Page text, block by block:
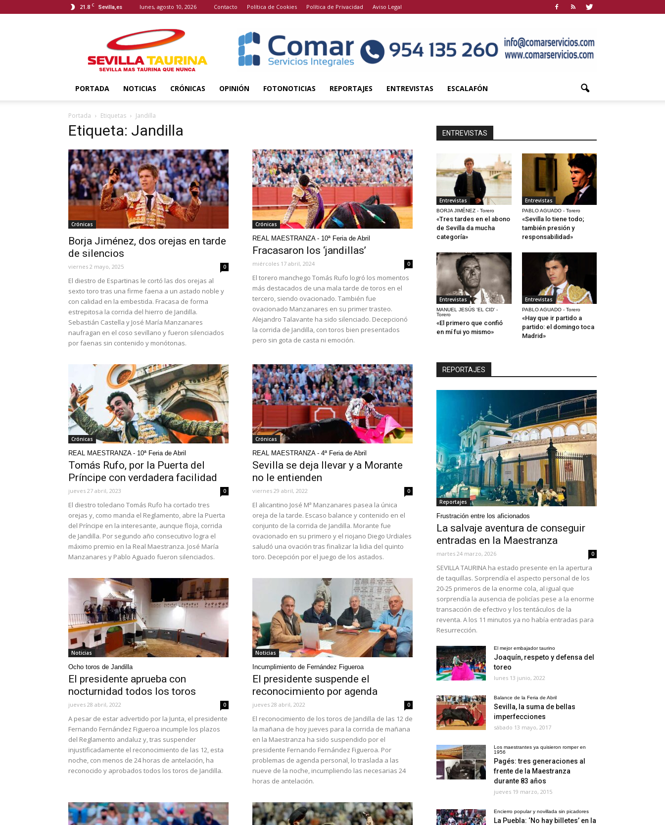
21.8 C Sevilla,es lunes, agosto 10, 2026 Contacto Política de Cookies Política de Privacidad Aviso Legal
Taurina
PORTADA NOTICIAS CRÓNICAS OPINIÓN FOTONOTICIAS REPORTAJES ENTREVISTAS ESCALAFÓN
Portada Etiquetas Jandilla
Etiqueta: Jandilla
Crónicas
Borja Jiménez, dos orejas en tarde
de silencios
viernes 2 mayo, 2025 0
El diestro de Espartinas le cortó las dos orejas al
sexto toro tras una firme faena a un astado noble y
con calidad en la embestida. Fracasa de forma
estrepitosa la corrida del hierro de Jandilla.
Sebastián Castella y José María Manzanares
naufragan en el coso sevillano y fueron silenciados
por faenas sin contenido y monótonas.
Crónicas
REAL MAESTRANZA - 10ª Feria de Abril
Fracasaron los ‘jandillas’
miércoles 17 abril, 2024 0
El torero manchego Tomás Rufo logró los momentos
más destacados de una mala tarde de toros en el
tercero, siendo ovacionado. También fue
ovacionado Manzanares en su primer trasteo.
Alejandro Talavante ha sido silenciado. Decepcionó
la corrida de Jandilla, con toros bien presentados
pero sin gota de casta ni emoción.
Crónicas
REAL MAESTRANZA - 10ª Feria de Abril
Tomás Rufo, por la Puerta del
Príncipe con verdadera facilidad
jueves 27 abril, 2023 0
El diestro toledano Tomás Rufo ha cortado tres
orejas y, como manda el Reglamento, abre la Puerta
del Príncipe en la interesante, aunque floja, corrida
de Jandilla. Por segundo año consecutivo logra el
máximo premio en la Real Maestranza. José María
Manzanares y Pablo Aguado fueron silenciados.
Crónicas
REAL MAESTRANZA - 4ª Feria de Abril
Sevilla se deja llevar y a Morante
no le entienden
viernes 29 abril, 2022 0
El alicantino José Mª Manzanares pasea la única
oreja de la tarde. Escaso balance y contenido en el
conjunto de la corrida de Jandilla. Morante fue
ovacionado en su primero y el riojano Diego Urdiales
saludó una ovación tras finalizar la lidia del quinto
toro. Decepción por el juego de los astados.
Noticias
Ocho toros de Jandilla
El presidente aprueba con
nocturnidad todos los toros
jueves 28 abril, 2022 0
A pesar de estar advertido por la Junta, el presidente
Fernando Fernández Figueroa incumple los plazos
del Reglamento andaluz y, tras suspender
injustificadamente el reconocimiento de las 12, esta
noche, con menos de 24 horas de antelación, ha
reconocido y aprobados todos los toros de Jandilla.
Noticias
Incumplimiento de Fernández Figueroa
El presidente suspende el
reconocimiento por agenda
jueves 28 abril, 2022 0
El reconocimiento de los toros de Jandilla de las 12 de
la mañana de hoy jueves para la corrida de mañana
en la Maestranza ha sido suspendido por el
presidente Fernando Fernández Figueroa. Por
problemas de agenda personal, lo traslada a las
nueve de la noche, incumpliendo las necesarias 24
horas de antelación.
ENTREVISTAS
Entrevistas
BORJA JIMÉNEZ - Torero
«Tres tardes en el abono
de Sevilla da mucha
categoría»
Entrevistas
PABLO AGUADO - Torero
«Sevilla lo tiene todo;
también presión y
responsabilidad»
Entrevistas
MANUEL JESÚS 'EL CID' -
Torero
«El primero que confió
en mí fui yo mismo»
Entrevistas
PABLO AGUADO - Torero
«Hay que ir partido a
partido: el domingo toca
Madrid»
REPORTAJES
Reportajes
Frustración entre los aficionados
La salvaje aventura de conseguir
entradas en la Maestranza
martes 24 marzo, 2026 0
SEVILLA TAURINA ha estado presente en la apertura
de taquillas. Sorprendía el aspecto personal de los
20-25 primeros de la enorme cola, al igual que
sorprendía la ausencia de policías pese a la enorme
transacción de efectivo y los tentáculos de la
reventa. A los 11 minutos ya no había entradas para
Resurrección.
El mejor embajador taurino
Joaquín, respeto y defensa del
toreo
lunes 13 junio, 2022
Balance de la Feria de Abril
Sevilla, la suma de bellas
imperfecciones
sábado 13 mayo, 2017
Los maestrantes ya quisieron romper en
1956
Pagés: tres generaciones al
frente de la Maestranza
durante 83 años
jueves 19 marzo, 2015
Encierro popular y novillada sin picadores
La Puebla: ‘No hay billetes’ en la